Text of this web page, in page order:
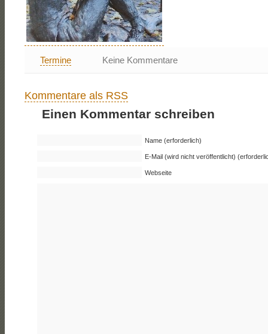
Termine Keine Kommentare
Kommentare als RSS
Einen Kommentar schreiben
Name (erforderlich)
E-Mail (wird nicht veröffentlicht)
Webseite